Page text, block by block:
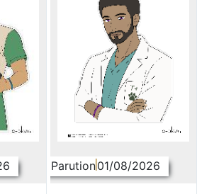
Parution01/08/2026